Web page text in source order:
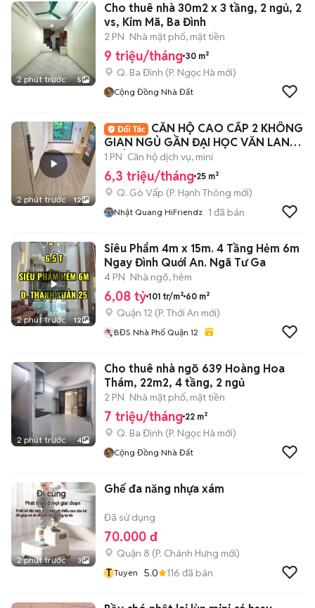
2 phút trước 5
Cho thuê nhà 30m2 x 3 tầng, 2 ngủ, 2
vs, Kim Mã, Ba Đình
2 PN Nhà mặt phố, mặt tiền
9 triệu/tháng 30 m²
Q. Ba Đình (P. Ngọc Hà mới)
Cộng Đồng Nhà Đất
2 phút trước 12
CĂN HỘ CAO CẤP 2 KHÔNG
GIAN NGỦ GẦN ĐẠI HỌC VĂN LANG
- CÔNG NGHIỆP 🏡
1 PN Căn hộ dịch vụ, mini
6,3 triệu/tháng 25 m²
Q. Gò Vấp (P. Hạnh Thông mới)
Nhật Quang HiFriendz 1 đã bán
2 phút trước 12
Siêu Phẩm 4m x 15m. 4 Tầng Hẻm 6m
Ngay Đình Quới An. Ngã Tư Ga
4 PN Nhà ngõ, hẻm
6,08 tỷ 101 tr/m² 60 m²
Quận 12 (P. Thới An mới)
BĐS Nhà Phố Quận 12
2 phút trước 4
Cho thuê nhà ngõ 639 Hoàng Hoa
Thám, 22m2, 4 tầng, 2 ngủ
2 PN Nhà mặt phố, mặt tiền
7 triệu/tháng 22 m²
Q. Ba Đình (P. Ngọc Hà mới)
Cộng Đồng Nhà Đất
2 phút trước 3
Ghế đa năng nhựa xám
Đã sử dụng
70.000 đ
Quận 8 (P. Chánh Hưng mới)
T Tuyen 5.0 116 đã bán